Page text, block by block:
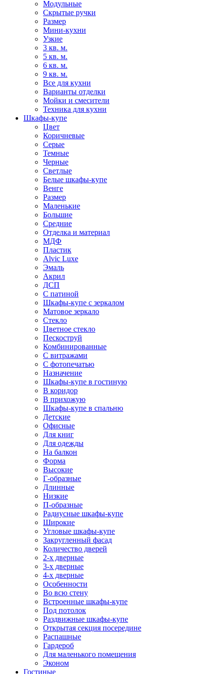
Модульные
Скрытые ручки
Размер
Мини-кухни
Узкие
3 кв. м.
5 кв. м.
6 кв. м.
9 кв. м.
Все для кухни
Варианты отделки
Мойки и смесители
Техника для кухни
Шкафы-купе
Цвет
Коричневые
Серые
Темные
Черные
Светлые
Белые шкафы-купе
Венге
Размер
Маленькие
Большие
Средние
Отделка и материал
МДФ
Пластик
Alvic Luxe
Эмаль
Акрил
ДСП
С патиной
Шкафы-купе с зеркалом
Матовое зеркало
Стекло
Цветное стекло
Пескоструй
Комбинированные
С витражами
С фотопечатью
Назначение
Шкафы-купе в гостиную
В коридор
В прихожую
Шкафы-купе в спальню
Детские
Офисные
Для книг
Для одежды
На балкон
Форма
Высокие
Г-образные
Длинные
Низкие
П-образные
Радиусные шкафы-купе
Широкие
Угловые шкафы-купе
Закругленный фасад
Количество дверей
2-х дверные
3-х дверные
4-х дверные
Особенности
Во всю стену
Встроенные шкафы-купе
Под потолок
Раздвижные шкафы-купе
Открытая секция посередине
Распашные
Гардероб
Для маленького помещения
Эконом
Гостиные